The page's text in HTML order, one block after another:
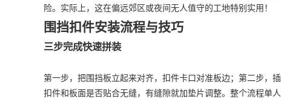
险。实际上，这在偏远郊区或夜间无人值守的工地特别实用！
围挡扣件安装流程与技巧
三步完成快速拼装
第一步，把围挡板立起来对齐，扣件卡口对准板边；第二步，
扣件和板面是否贴合无缝，有缝隙就加垫片调整。整个流程单